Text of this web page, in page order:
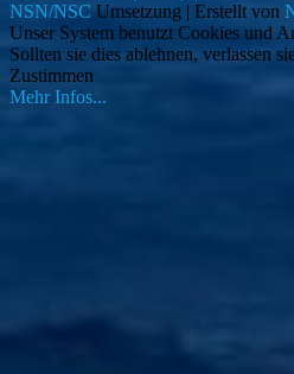
NSN/NSC Umsetzung | Erstellt von
Unser System benutzt Cookies und
Sollten sie dies ablehnen, verlassen
Zustimmen
Mehr Infos...